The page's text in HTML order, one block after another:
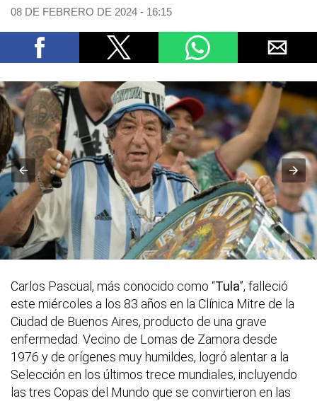
08 DE FEBRERO DE 2024 - 16:15
Carlos Pascual, más conocido como “Tula”, falleció
este miércoles a los 83 años en la Clínica Mitre de la
Ciudad de Buenos Aires, producto de una grave
enfermedad. Vecino de Lomas de Zamora desde
1976 y de orígenes muy humildes, logró alentar a la
Selección en los últimos trece mundiales, incluyendo
las tres Copas del Mundo que se convirtieron en las